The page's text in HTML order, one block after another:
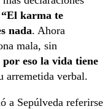
“El karma te
nada. Ahora
mala, sin
por eso la vida tiene
arremetida verbal.
a Sepúlveda referirse